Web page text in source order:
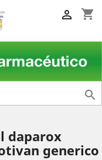
shopping_cart


daparox
generico